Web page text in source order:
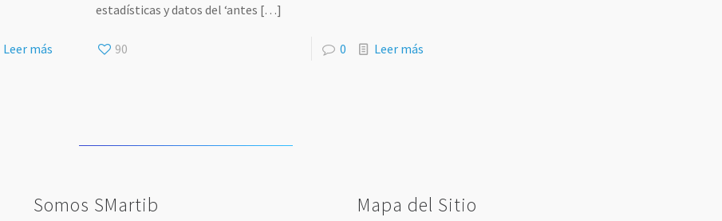
Leer más
estadísticas y datos del ‘antes […]
90 0 Leer más
Somos SMartib Mapa del Sitio